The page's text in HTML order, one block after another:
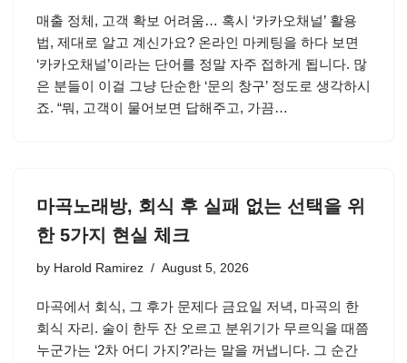
매출 정체, 고객 확보 어려움… 혹시 ‘카카오채널’ 활용
법, 제대로 알고 계신가요? 온라인 마케팅을 하다 보면
‘카카오채널’이라는 단어를 정말 자주 접하게 됩니다. 많
은 분들이 이걸 그냥 단순한 ‘문의 창구’ 정도로 생각하시
죠. “뭐, 고객이 물어보면 답해주고, 가끔…
마곡노래방, 회식 후 실패 없는 선택을 위
한 5가지 현실 체크
by Harold Ramirez August 5, 2026
마곡에서 회식, 그 후가 문제다 금요일 저녁, 마곡의 한
회식 자리. 술이 한두 잔 오르고 분위기가 무르익을 때쯤
누군가는 ‘2차 어디 가지?’라는 말을 꺼냅니다. 그 순간